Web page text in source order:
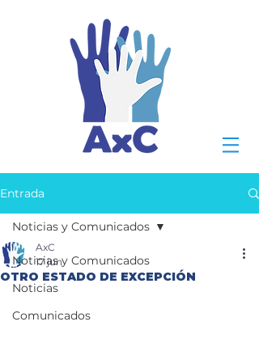
Entrada
Noticias y Comunicados
Noticias
Comunicados
Noticias y Comunicados
OTRO ESTADO DE EXCEPCIÓN
AxC
17 jun